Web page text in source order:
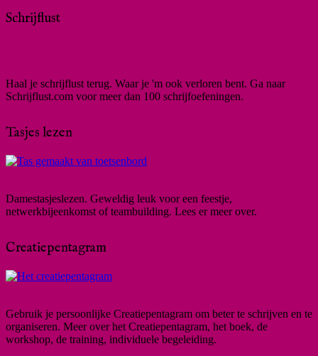
Schrijflust
Haal je schrijflust terug. Waar je 'm ook verloren bent. Ga naar
Schrijflust.com voor meer dan 100 schrijfoefeningen.
Tasjes lezen
Damestasjeslezen. Geweldig leuk voor een feestje,
netwerkbijeenkomst of teambuilding. Lees er meer over.
Creatiepentagram
Gebruik je persoonlijke Creatiepentagram om beter te schrijven en te
organiseren. Meer over het Creatiepentagram, het boek, de
workshop, de training, individuele begeleiding.